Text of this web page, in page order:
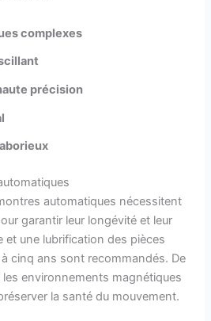
complexes
précision
automatiques nécessitent
garantir leur longévité et leur
et une lubrification des pièces
cinq ans sont recommandés. De
environnements magnétiques
la santé du mouvement.